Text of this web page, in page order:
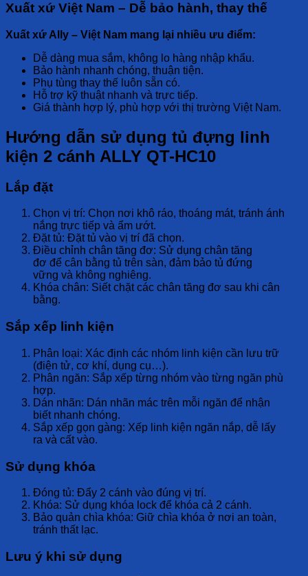
Xuất xứ Việt Nam – Dễ bảo hành, thay thế
Xuất xứ Ally – Việt Nam mang lại nhiều ưu điểm:
Dễ dàng mua sắm, không lo hàng nhập khẩu.
Bảo hành nhanh chóng, thuận tiện.
Phụ tùng thay thế luôn sẵn có.
Hỗ trợ kỹ thuậtnhanh và trực tiếp.
Giá thành hợp lý, phù hợp với thị trường Việt Nam.
Hướng dẫn sử dụng tủ đựng linh
kiện 2 cánh ALLY QT-HC10
Lắp đặt
Chọn vị trí: Chọn nơi khô ráo, thoáng mát, tránh ánh
nắng trực tiếp và ẩm ướt.
Đặt tủ: Đặt tủ vào vị trí đã chọn.
Điều chỉnh chân tăng đơ: Sử dụng chân tăng
đơ để cân bằng tủ trên sàn, đảm bảo tủ đứng
vững và không nghiêng.
Khóa chân: Siết chặt các chân tăng đơ sau khi cân
bằng.
Sắp xếp linh kiện
Phân loại: Xác định các nhóm linh kiện cần lưu trữ
(điện tử, cơ khí, dụng cụ…).
Phân ngăn: Sắp xếp từng nhóm vào từng ngăn phù
hợp.
Dán nhãn: Dán nhãn mác trên mỗi ngăn để nhận
biếtnhanh chóng.
Sắp xếp gọn gàng: Xếp linh kiện ngăn nắp, dễ lấy
ra và cất vào.
Sử dụng khóa
Đóng tủ: Đẩy 2 cánh vào đúng vị trí.
Khóa: Sử dụng khóa lock để khóa cả 2 cánh.
Bảo quản chìa khóa: Giữ chìa khóa ở nơi an toàn,
tránh thất lạc.
Lưu ý khi sử dụng